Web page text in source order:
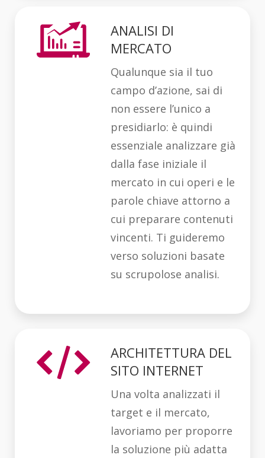
ANALISI DI
MERCATO
Qualunque sia il tuo
campo d’azione, sai di
non essere l’unico a
presidiarlo: è quindi
essenziale analizzare già
dalla fase iniziale il
mercato in cui operi e le
parole chiave attorno a
cui preparare contenuti
vincenti. Ti guideremo
verso soluzioni basate
su scrupolose analisi.
ARCHITETTURA DEL
SITO INTERNET
Una volta analizzati il
target e il mercato,
lavoriamo per proporre
la soluzione più adatta